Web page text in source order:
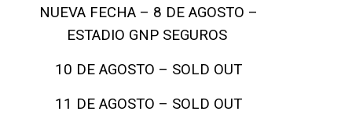
NUEVA FECHA – 8 DE AGOSTO –
ESTADIO GNP SEGUROS
10 DE AGOSTO – SOLD OUT
11 DE AGOSTO – SOLD OUT